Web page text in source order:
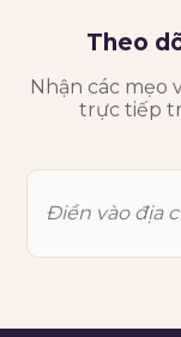
Theo
Nhận các mẹo
trực tiếp